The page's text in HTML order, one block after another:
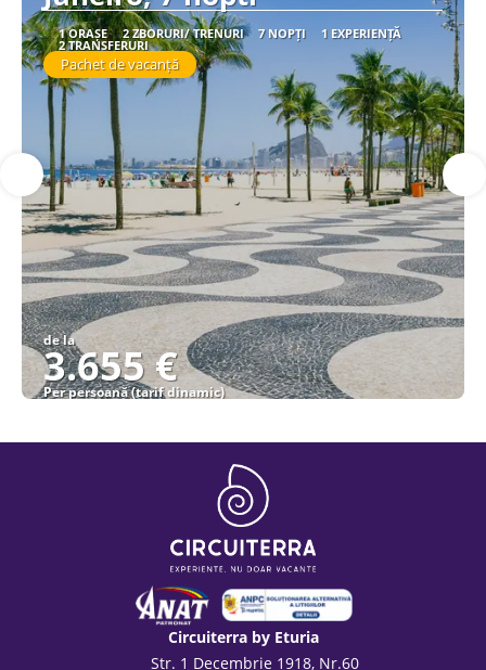
1 ORAȘE 2 ZBORURI/ TRENURI 7 NOPȚI 1 EXPERIENȚĂ
2 TRANSFERURI
Pachet de vacanță
de la
3.655 €
Per persoană (tarif dinamic)
Circuiterra by Eturia
Str. 1 Decembrie 1918, Nr.60